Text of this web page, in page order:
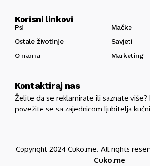
Korisni linkovi
Psi
Mačke
Ostale životinje
Savjeti
O nama
Marketing
Kontaktiraj nas
Želite da se reklamirate ili saznate više?
povežite se sa zajednicom ljubitelja
Copyright 2024 Cuko.me. All rights
Cuko.me